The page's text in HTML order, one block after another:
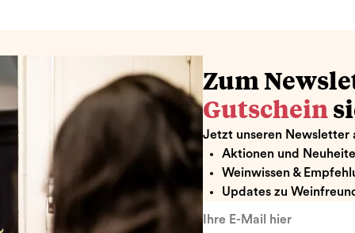
Zum
Gutschein
Jetzt unseren Newsletter
Aktionen und
Weinwissen &
Updates zu